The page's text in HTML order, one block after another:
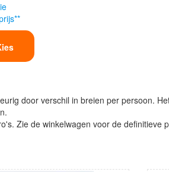
door verschil in breien per persoon.
Zie de winkelwagen voor de definitieve